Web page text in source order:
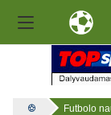
Futbolo